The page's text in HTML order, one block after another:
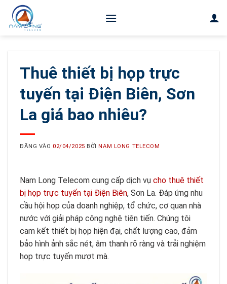
nội
Thuê thiết bị họp trực
tuyến tại Điện Biên, Sơn
La giá bao nhiêu?
ĐĂNG VÀO 02/04/2025 BỞINAM LONG TELECOM
Nam Long Telecom cung cấp dịch vụ cho thuê thiết
bị họp trực tuyến tại Điện Biên, Sơn La. Đáp ứng nhu
cầu hội họp của doanh nghiệp, tổ chức, cơ quan nhà
nước với giải pháp công nghệ tiên tiến. Chúng tôi
cam kết thiết bị họp hiện đại, chất lượng cao, đảm
bảo hình ảnh sắc nét, âm thanh rõ ràng và trải nghiệm
họp trực tuyến mượt mà.